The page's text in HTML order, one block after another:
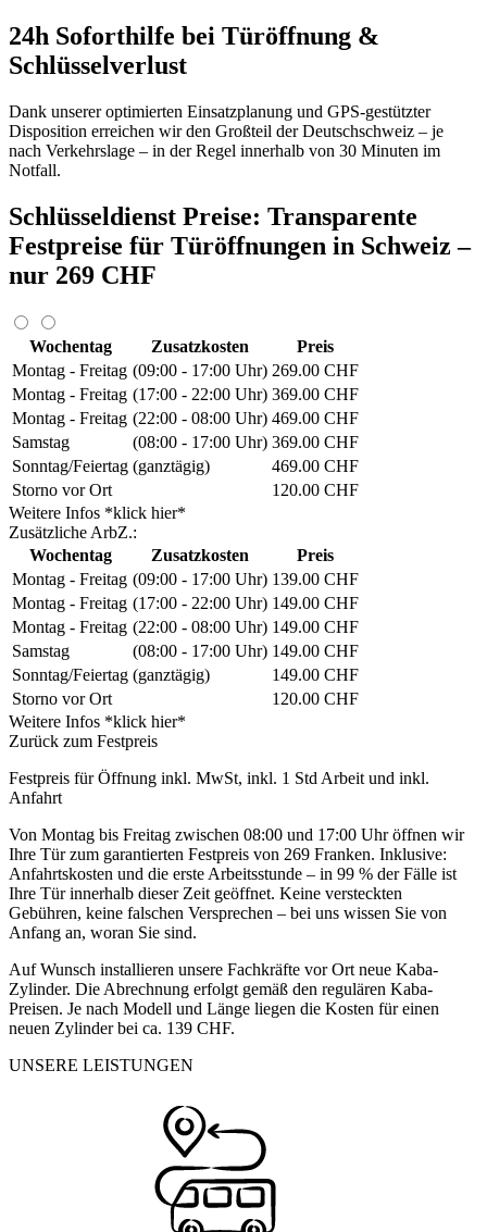
24h Soforthilfe bei Türöffnung &
Schlüsselverlust
Dank unserer optimierten Einsatzplanung und GPS-gestützter
Disposition erreichen wir den Großteil der Deutschschweiz – je
nach Verkehrslage – in der Regel innerhalb von 30 Minuten im
Notfall.
Schlüsseldienst Preise: Transparente
Festpreise für Türöffnungen in Schweiz –
nur 269 CHF
Wochentag Zusatzkosten
Preis
Montag - Freitag (09:00 - 17:00 Uhr) 269.00 CHF
Montag - Freitag (17:00 - 22:00 Uhr) 369.00 CHF
Montag - Freitag (22:00 - 08:00 Uhr) 469.00 CHF
Samstag
(08:00 - 17:00 Uhr) 369.00 CHF
Sonntag/Feiertag (ganztägig)
469.00 CHF
Storno vor Ort
120.00 CHF
Weitere Infos *klick hier*
Zusätzliche ArbZ.:
Wochentag
Zusatzkosten
Preis
Montag - Freitag (09:00 - 17:00 Uhr) 139.00 CHF
Montag - Freitag (17:00 - 22:00 Uhr) 149.00 CHF
Montag - Freitag (22:00 - 08:00 Uhr) 149.00 CHF
Samstag
(08:00 - 17:00 Uhr) 149.00 CHF
Sonntag/Feiertag (ganztägig)
149.00 CHF
Storno vor Ort
120.00 CHF
Weitere Infos *klick hier*
Zurück zum Festpreis
Festpreis für Öffnung inkl. MwSt, inkl. 1 Std Arbeit und inkl.
Anfahrt
Von Montag bis Freitag zwischen 08:00 und 17:00 Uhr öffnen wir
Ihre Tür zum garantierten Festpreis von 269 Franken. Inklusive:
Anfahrtskosten und die erste Arbeitsstunde – in 99 % der Fälle ist
Ihre Tür innerhalb dieser Zeit geöffnet. Keine versteckten
Gebühren, keine falschen Versprechen – bei uns wissen Sie von
Anfang an, woran Sie sind.
Auf Wunsch installieren unsere Fachkräfte vor Ort neue Kaba-
Zylinder. Die Abrechnung erfolgt gemäß den regulären Kaba-
Preisen. Je nach Modell und Länge liegen die Kosten für einen
neuen Zylinder bei ca. 139 CHF.
UNSERE LEISTUNGEN